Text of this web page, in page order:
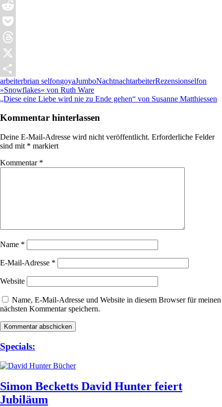
Tumblr
Reddit
Pocket
Threads
X
Teilen
arbeiterbrian selfongoyaJumboNachtnachtarbeiterRezensionselfon
Beitragsnavigation
Vorheriger
Beitrag:
»Snowflakes« von Ruth Ware
Nächster
„Diese eine Liebe wird nie zu Ende gehen“ von Susanne Matthiessen
Kommentar hinterlassen
Deine E-Mail-Adresse wird nicht veröffentlicht. Erforderliche Felder
sind mit * markiert
Kommentar *
Name *
E-Mail-Adresse *
Website
Name, E-Mail-Adresse und Website in diesem Browser für meinen
nächsten Kommentar speichern.
Specials:
Simon Becketts David Hunter feiert
Jubiläum